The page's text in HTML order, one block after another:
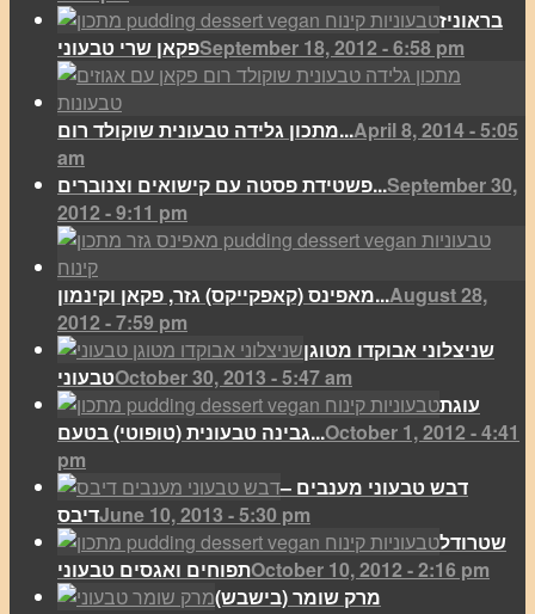
בראוניז
פקאן שרי טבעוניSeptember 18, 2012 - 6:58 pm
מתכון גלידה טבעונית שוקולד רום...April 8, 2014 - 5:05
am
פשטידת פסטה עם קישואים וצנוברים...September 30,
2012 - 9:11 pm
מאפינס (קאפקייקס) גזר, פקאן וקינמון...August 28,
2012 - 7:59 pm
שניצלוני אבוקדו מטוגן
טבעוניOctober 30, 2013 - 5:47 am
עוגת
גבינה טבעונית (טופוטי) בטעם...October 1, 2012 - 4:41
pm
דבש טבעוני מענבים –
דיבסJune 10, 2013 - 5:30 pm
שטרודל
תפוחים ואגסים טבעוניOctober 10, 2012 - 2:16 pm
מרק שומר (בישבש)